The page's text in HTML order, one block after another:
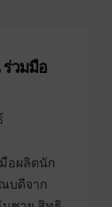
วมมือ
อผลิตนัก
บดีจาก